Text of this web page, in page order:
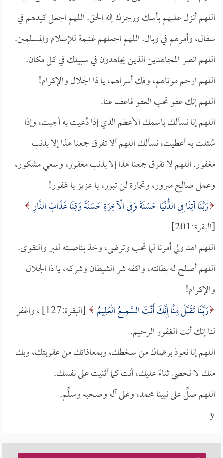
اللهم أنزل عليهم بأسك ورجزك إله الحق. اللهم اجعل كيدهم في
سفال، وأمرهم في وبال. اللهم اجعلهم غنيمة للإسلام والمسلمين.
اللهم انصر المجاهدين الذين يجاهدون في سبيلك في كل مكان.
اللهم ارحم موتاهم، وفك أسراهم، يا ذا الجلال والإكرام!
اللهم إنك عفو تحب العفو فاعف عنا.
اللهم إنا نسألك باسمك الأعظم الذي إذا دُعيت به أجبت، وإذا
سُئلت به أعطيت، نسألك اللهم ألا تفرق جمعنا هذا إلا بذنب
مغفور. اللهم لا تفرق جمعنا هذا إلا بذنب مغفور، وسعي مشكور،
وعمل صالح مبرور، وتجارة لن تبور، يا عزيز يا غفور!
رَبَّنَا آتِنَا فِي الدُّنْيَا حَسَنَةَ وَفِي الْآخِرَةِ حَسَنَةَ وَقِنَا عَذَابَ النَّارِ
[البقرة:201] .
اللهم اهد ولي أمرنا لما تحب وترضى، وخذ بناصيته للبر والتقوى.
اللهم أصلح له بطانته، واكفه شر الشيطان وشركه، يا ذا الجلال
والإكرام!
رَبَّنَا تَقَبَّلْ مِنَّا إِنَّكَ أَنْتَ السَّمِيعُ الْعَلِيمُ
[البقرة:127] ، واغفر
لنا إنك أنت الغفور الرحيم.
اللهم إنا نعوذ برضاك من سخطك، وبمعافاتك من عقوبتك، وبك
منك لا نحصي ثناءً عليك، أنت كما أثنيت على نفسك.
اللهم صلِّ على نبينا محمد، وعلى آله وصحبه وسلِّم.
y